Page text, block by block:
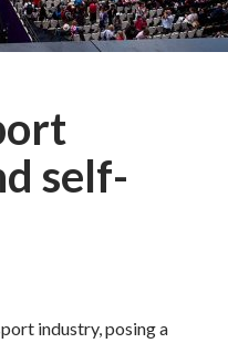
self-
industry, posing a